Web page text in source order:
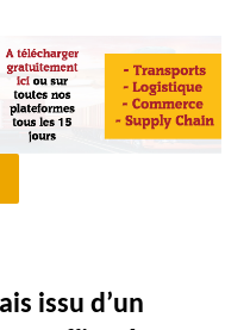
issu d’un